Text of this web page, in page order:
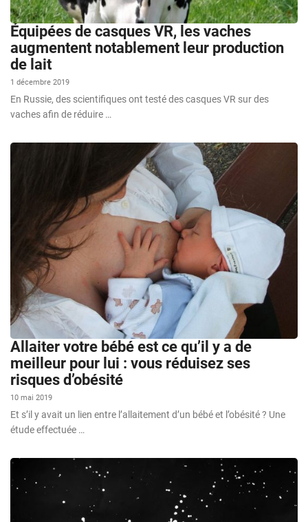
Équipées de casques VR, les vaches
augmentent notablement leur production
de lait
1 décembre 2019
En Russie, des scientifiques ont testé des casques VR sur des
vaches afin de réduire …
Allaiter votre bébé est ce qu’il y a de
meilleur pour lui : vous réduisez ses
risques d’obésité
10 mai 2019
Et s’il y avait un lien entre l’allaitement d’un bébé et l’obésité ? Une
étude effectuée …